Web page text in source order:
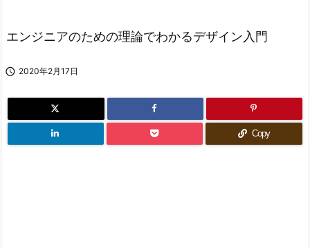
エンジニアのための理論でわかるデザイン入門
 2020年2月17日
Copy